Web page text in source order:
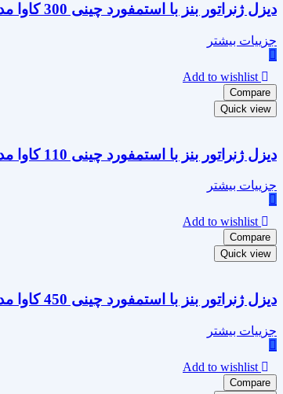
دیزل ژنراتور بنز با استمفورد چینی 300 کاوا مدل OM457TAGE-1
جزییات بیشتر
Add to wishlist
Compare
Quick view
دیزل ژنراتور بنز با استمفورد چینی 110 کاوا مدل OM352TAG5
جزییات بیشتر
Add to wishlist
Compare
Quick view
دیزل ژنراتور بنز با استمفورد چینی 450 کاوا مدل OM457TAGE-3
جزییات بیشتر
Add to wishlist
Compare